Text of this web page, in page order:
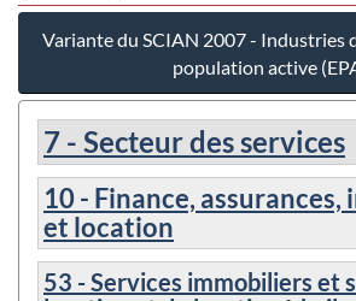
Variante du SCIAN 2007 - Industries
population active
7 - Secteur des services
10 - Finance,
et location
53 - Services immobiliers et